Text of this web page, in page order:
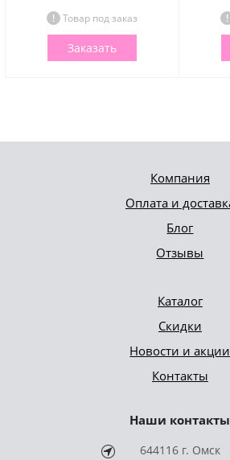
Товар под заказ
Заказать
Компания
Оплата и
Блог
Отзывы
Каталог
Скидки
Новости и акции
Контакты
Наши контакты
644116 г. Омск